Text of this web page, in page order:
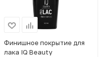
Финишное покрытие для
лака IQ Beauty